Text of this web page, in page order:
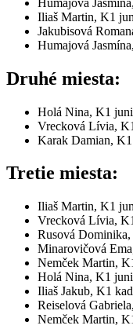
Iliaš Martin, K1
Jakubisová
Humajová
Druhé miesta:
Holá Nina, K1
Vrecková Lívia,
Karak Damian,
Tretie miesta:
Iliaš Martin, K1
Vrecková Lívia,
Rusová
Minarovičová
Nemček Martin,
Holá Nina, K1
Iliaš Jakub, K1
Reiselová
Nemček Martin,